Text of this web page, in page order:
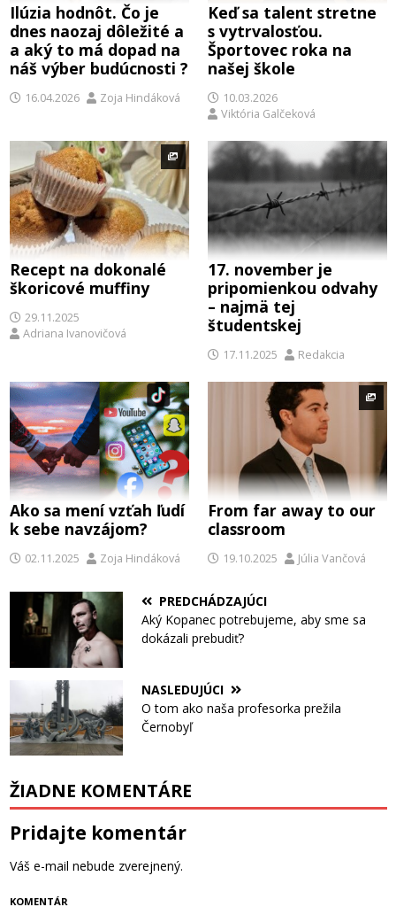
Ilúzia hodnôt. Čo je
dnes naozaj dôležité a
a aký to má dopad na
náš výber budúcnosti ?
16.04.2026 Zoja Hindáková
Keď sa talent stretne
s vytrvalosťou.
Športovec roka na
našej škole
10.03.2026
Viktória Galčeková
Recept na dokonalé
škoricové muffiny
29.11.2025
Adriana Ivanovičová
17. november je
pripomienkou odvahy
– najmä tej
študentskej
17.11.2025 Redakcia
Ako sa mení vzťah ľudí
k sebe navzájom?
02.11.2025 Zoja Hindáková
From far away to our
classroom
19.10.2025 Júlia Vančová
PREDCHÁDZAJÚCI
Aký Kopanec potrebujeme, aby sme sa
dokázali prebudiť?
NASLEDUJÚCI
O tom ako naša profesorka prežila
Černobyľ
ŽIADNE KOMENTÁRE
Pridajte komentár
Váš e-mail nebude zverejnený.
KOMENTÁR